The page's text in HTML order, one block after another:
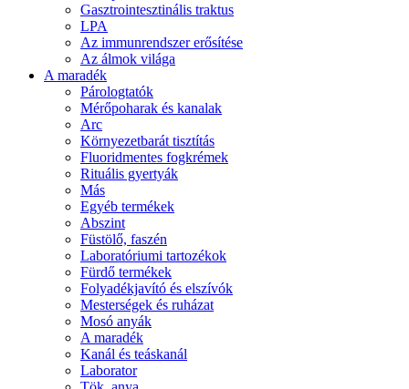
Gasztrointesztinális traktus
LPA
Az immunrendszer erősítése
Az álmok világa
A maradék
Párologtatók
Mérőpoharak és kanalak
Arc
Környezetbarát tisztítás
Fluoridmentes fogkrémek
Rituális gyertyák
Más
Egyéb termékek
Abszint
Füstölő, faszén
Laboratóriumi tartozékok
Fürdő termékek
Folyadékjavító és elszívók
Mesterségek és ruházat
Mosó anyák
A maradék
Kanál és teáskanál
Laborator